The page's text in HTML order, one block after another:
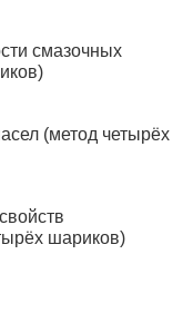
смазочных
(метод четырёх
шариков)